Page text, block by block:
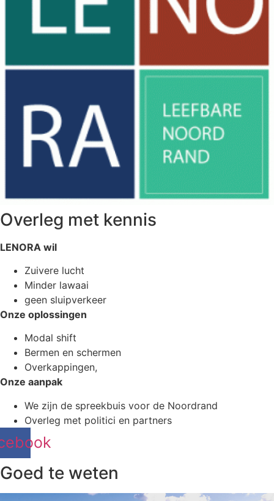
Overleg met kennis
LENORA wil
Zuivere lucht
Minder lawaai
geen sluipverkeer
Onze oplossingen
Modal shift
Bermen en schermen
Overkappingen,
Onze aanpak
We zijn de spreekbuis voor de Noordrand
Overleg met politici en partners
Goed te weten